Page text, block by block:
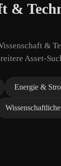
&
&
Asset-
Energie &